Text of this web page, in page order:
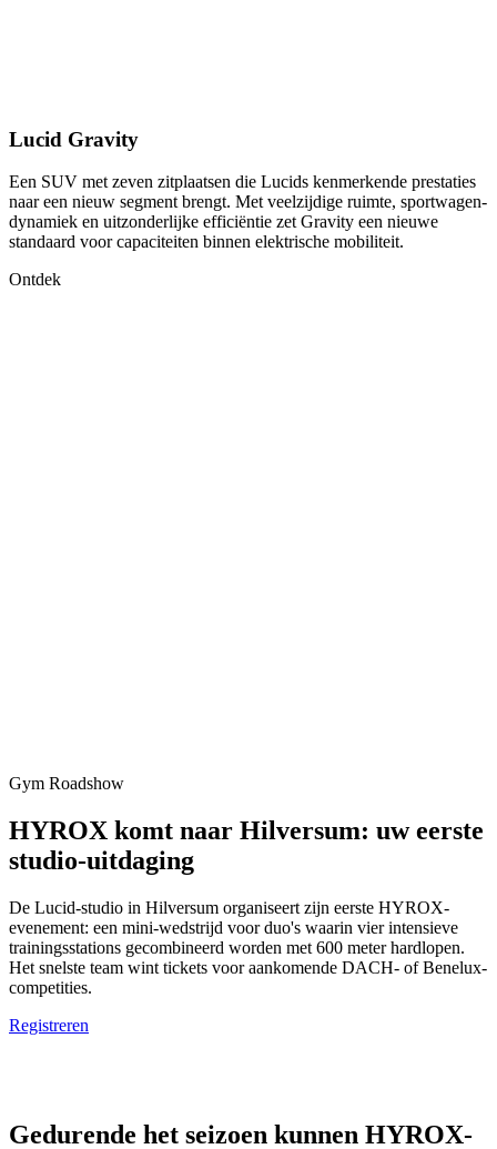
Lucid Gravity
Een SUV met zeven zitplaatsen die Lucids kenmerkende prestaties
naar een nieuw segment brengt. Met veelzijdige ruimte, sportwagen­
dynamiek en uitzonderlijke efficiëntie zet Gravity een nieuwe
standaard voor capaciteiten binnen elektrische mobiliteit.
Ontdek
Gym Roadshow
HYROX komt naar Hilversum: uw eerste
studio-uitdaging
De Lucid-studio in Hilversum organiseert zijn eerste HYROX-
evenement: een mini-wedstrijd voor duo's waarin vier intensieve
trainingsstations gecombineerd worden met 600 meter hardlopen.
Het snelste team wint tickets voor aankomende DACH- of Benelux-
competities.
Registreren
Gedurende het seizoen kunnen HYROX-